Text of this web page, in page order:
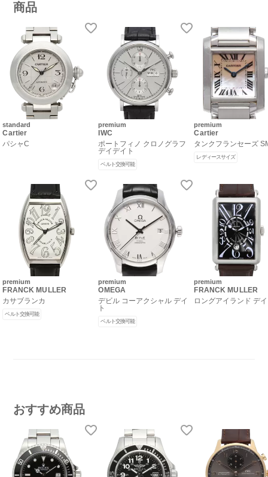
商品
standard
Cartier
パシャC
premium
FRANCK MULLER
カサブランカ
ベルト交換可能
premium
IWC
ポートフィノ クロノグラフ
デイデイト
ベルト交換可能
premium
OMEGA
デビル コーアクシャル デイ
ト
ベルト交換可能
premium
Cartier
タンクフランセーズ
レディースサイズ
premium
FRANCK MULLER
ロングアイランド デ
おすすめ商品